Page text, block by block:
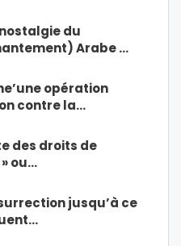
du
Arabe …
opération
contre la…
des droits de
ou…
jusqu’à ce